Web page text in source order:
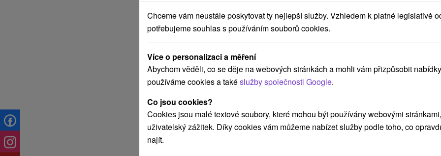
➝ Pokračovať v
Atrakce v okolí
Chceme vám neustále poskytovat ty nejlepší služby. Vzhledem k platné legislativě
potřebujeme souhlas s používáním souborů cookies.
Více o personalizaci a měření
Abychom věděli, co se děje na webových stránkách a mohli vám přizpůsobit
používáme cookies a takéslužby společnosti Google.
Co jsou cookies?
Cookies jsou malé textové soubory, které mohou být používány webovými
uživatelský zážitek. Díky cookies vám můžeme nabízet služby podle toho, co
najít.